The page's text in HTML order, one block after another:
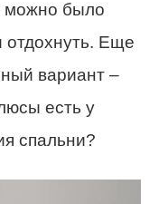
можно было
отдохнуть. Еще
вариант –
есть у
спальни?